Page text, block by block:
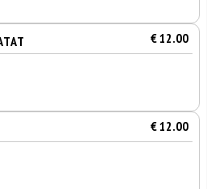
€ 12.00
€ 12.00